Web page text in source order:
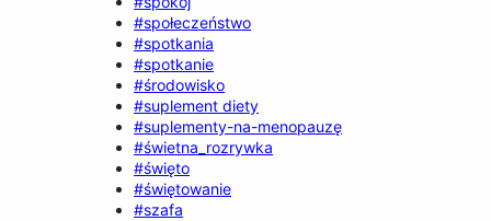
#społeczeństwo
#spotkania
#spotkanie
#środowisko
#suplement diety
#suplementy-na-menopauzę
#świetna_rozrywka
#święto
#świętowanie
#szafa